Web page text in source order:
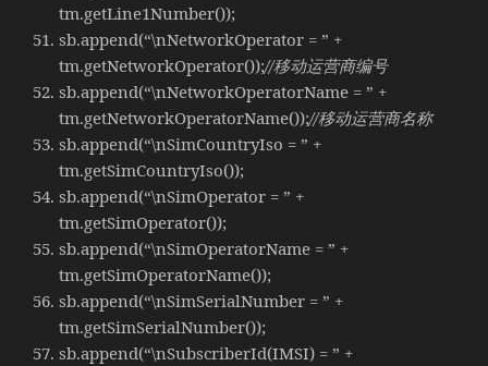
tm.getLine1Number());
sb.append(“\nNetworkOperator = ” +
tm.getNetworkOperator());//移动运营商编号
sb.append(“\nNetworkOperatorName = ” +
tm.getNetworkOperatorName());//移动运营商名称
sb.append(“\nSimCountryIso = ” +
tm.getSimCountryIso());
sb.append(“\nSimOperator = ” +
tm.getSimOperator());
sb.append(“\nSimOperatorName = ” +
tm.getSimOperatorName());
sb.append(“\nSimSerialNumber = ” +
tm.getSimSerialNumber());
sb.append(“\nSubscriberId(IMSI) = ” +